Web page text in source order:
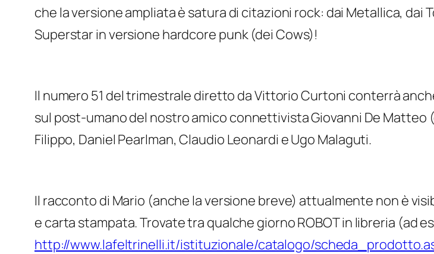
che la versione ampliata è satura di citazioni rock: dai Metallica, dai
Superstar in versione hardcore punk (dei Cows)!
Il numero 51 del trimestrale diretto da Vittorio Curtoni conterrà
sul post-umano del nostro amico connettivistaGiovanni De Matteo
Filippo, Daniel Pearlman, Claudio Leonardi e Ugo Malaguti.
Il racconto di Mario (anche la versione breve) attualmente non è
e carta stampata. Trovate tra qualche giorno ROBOT in libreria (ad
http://www.lafeltrinelli.it/istituzionale/catalogo/